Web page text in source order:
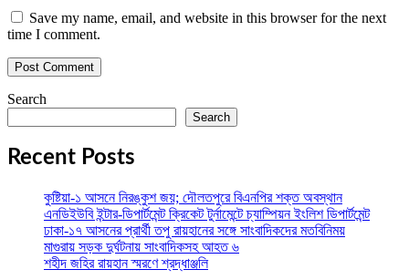
Save my name, email, and website in this browser for the next
time I comment.
Search
Search
Recent Posts
কুষ্টিয়া-১ আসনে নিরঙ্কুশ জয়; দৌলতপুরে বিএনপির শক্ত অবস্থান
এনডিইউবি ইন্টার-ডিপার্টমেন্ট ক্রিকেট টুর্নামেন্টে চ্যাম্পিয়ন ইংলিশ ডিপার্টমেন্ট
ঢাকা-১৭ আসনের প্রার্থী তপু রায়হানের সঙ্গে সাংবাদিকদের মতবিনিময়
মাগুরায় সড়ক দুর্ঘটনায় সাংবাদিকসহ আহত ৬
শহীদ জহির রায়হান স্মরণে শ্রদ্ধাঞ্জলি